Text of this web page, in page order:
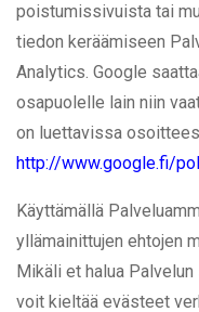
poistumissivuista tai
tiedon keräämiseen
Analytics. Google
osapuolelle lain niin
on luettavissa
http://www.google.fi/
Käyttämällä
yllämainittujen ehtojen
Mikäli et halua
voit kieltää evästeet